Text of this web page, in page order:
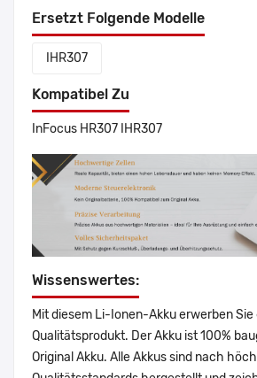
Ersetzt Folgende Modelle
IHR307
Kompatibel Zu
InFocus HR307 IHR307
Wissenswertes:
Mit diesem Li-Ionen-Akku erwerben Sie
Qualitätsprodukt. Der Akku ist 100%
Original Akku. Alle Akkus sind nach